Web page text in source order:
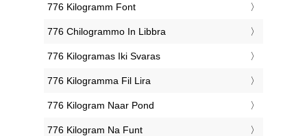
‎776 Kilogramm Font
‎776 Chilogrammo In Libbra
‎776 Kilogramas Iki Svaras
‎776 Kilogramma Fil Lira
‎776 Kilogram Naar Pond
‎776 Kilogram Na Funt